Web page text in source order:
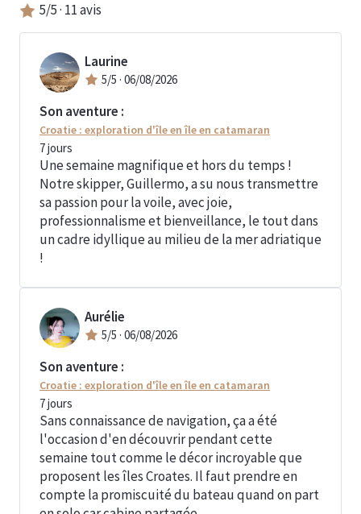
5/5 · 11avis
Laurine
5/5 · 06/08/2026
Son aventure :
Croatie : exploration d'île en île en catamaran
7jours
Une semaine magnifique et hors du temps !
Notre skipper, Guillermo, a su nous transmettre
sa passion pour la voile, avec joie,
professionnalisme et bienveillance, le tout dans
un cadre idyllique au milieu de la mer adriatique
!
Aurélie
5/5 · 06/08/2026
Son aventure :
Croatie : exploration d'île en île en catamaran
7jours
Sans connaissance de navigation, ça a été
l'occasion d'en découvrir pendant cette
semaine tout comme le décor incroyable que
proposent les îles Croates. Il faut prendre en
compte la promiscuité du bateau quand on part